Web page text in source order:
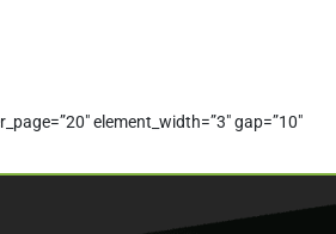
element_width=”3″ gap=”10″